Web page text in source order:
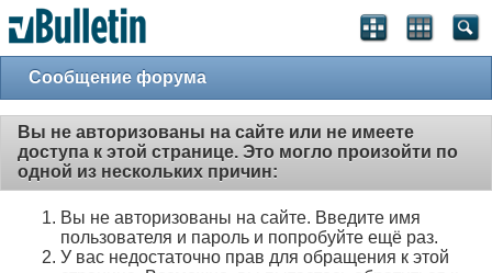
Сообщение форума
Вы не авторизованы на сайте или не имеете
доступа к этой странице. Это могло произойти по
одной из нескольких причин:
Вы не авторизованы на сайте. Введите имя
пользователя и пароль и попробуйте ещё раз.
У вас недостаточно прав для обращения к этой